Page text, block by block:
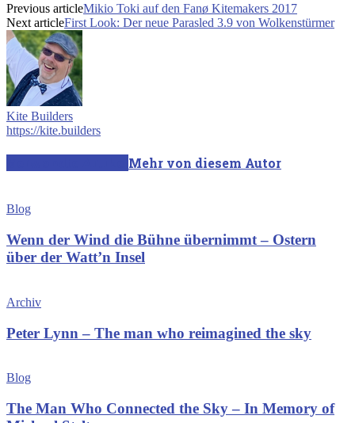
Previous articleMikio Toki auf den Fanø Kitemakers 2017
Next articleFirst Look: Der neue Parasled 3.9 von Wolkenstürmer
Kite Builders
https://kite.builders
Mehr von diesem Autor
Blog
Wenn der Wind die Bühne übernimmt – Ostern
über der Watt’n Insel
Archiv
Peter Lynn – The man who reimagined the sky
Blog
The Man Who Connected the Sky – In Memory of